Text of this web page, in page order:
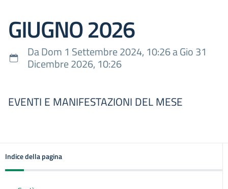
GIUGNO 2026
Da Dom 1 Settembre 2024, 10:26 a Gio 31
Dicembre 2026, 10:26
EVENTI E MANIFESTAZIONI DEL MESE
Indice della pagina